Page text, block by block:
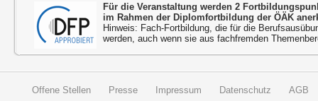
Für die Veranstaltung werden 2
im Rahmen der Diplomfortbildung der ÖÄK
Hinweis: Fach-Fortbildung, die für die
werden, auch wenn sie aus fachfremden
Offene Stellen Presse Impressum Datenschutz AGB